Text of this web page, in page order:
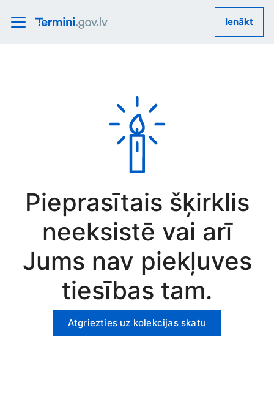
Ienākt
Pieprasītais šķirklis
neeksistē vai arī
Jums nav piekļuves
tiesības tam.
Atgriezties uz kolekcijas skatu